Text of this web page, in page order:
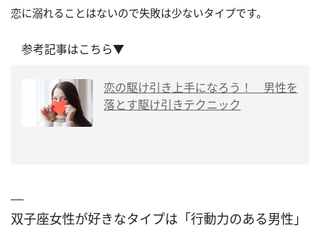
恋に溺れることはないので失敗は少ないタイプです。
参考記事はこちら▼
恋の駆け引き上手になろう！ 男性を
落とす駆け引きテクニック
双子座女性が好きなタイプは「行動力のある男性」